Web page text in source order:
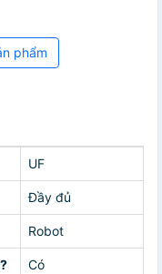
phẩm
UF
Đầy đủ
Robot
Có